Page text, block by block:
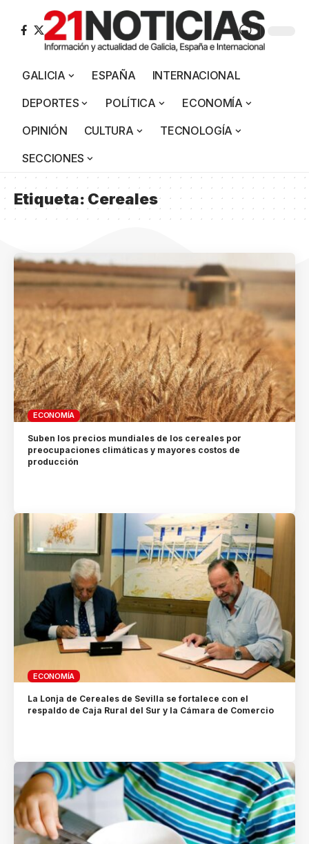
GALICIA ESPAÑA
INTERNACIONAL
DEPORTES
POLÍTICA
ECONOMÍA
OPINIÓN
CULTURA
TECNOLOGÍA
SECCIONES
Etiqueta:Cereales
ECONOMÍA
Suben los precios mundiales de los cereales por
preocupaciones climáticas y mayores costos de
producción
ECONOMÍA
La Lonja de Cereales de Sevilla se fortalece con el
respaldo de Caja Rural del Sur y la Cámara de Comercio